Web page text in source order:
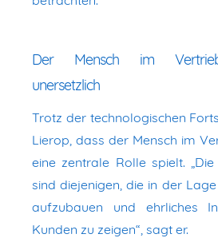
Der Mensch im
unersetzlich
Trotz der technologischen
Lierop, dass der Mensch im
eine zentrale Rolle spielt.
sind diejenigen, die in der
aufzubauen und ehrliches
Kunden zu zeigen“, sagt er.